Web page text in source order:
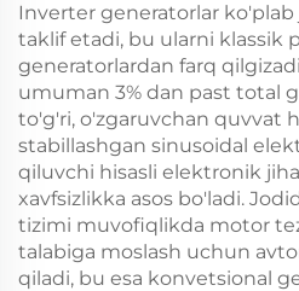
Inverter generatorlar
taklif etadi, bu ularni klassik
generatorlardan farq
umuman 3% dan past total
to'g'ri, o'zgaruvchan quvvat
stabillashgan sinusoidal
qiluvchi hisasli elektronik
xavfsizlikka asos bo'ladi.
tizimi muvofiqlikda motor
talabiga moslash uchun
qiladi, bu esa konvetsional